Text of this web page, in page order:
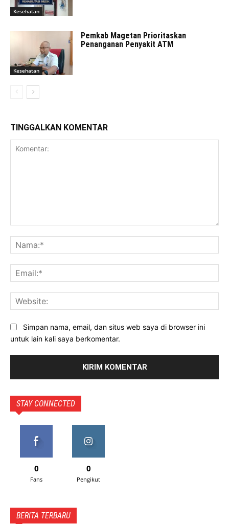
Kesehatan
Kesehatan
Pemkab Magetan Prioritaskan
Penanganan Penyakit ATM
TINGGALKAN KOMENTAR
Simpan nama, email, dan situs web saya di browser ini
untuk lain kali saya berkomentar.
STAY CONNECTED
0
Fans
0
Pengikut
BERITA TERBARU